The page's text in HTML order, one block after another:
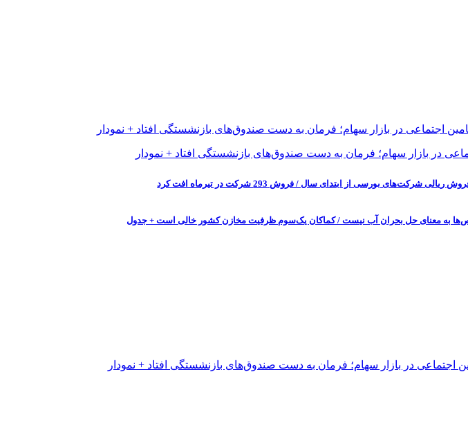
به معنای حل بحران آب نیست / کماکان یک‌سوم ظرفیت مخازن کشور خالی است + جدول